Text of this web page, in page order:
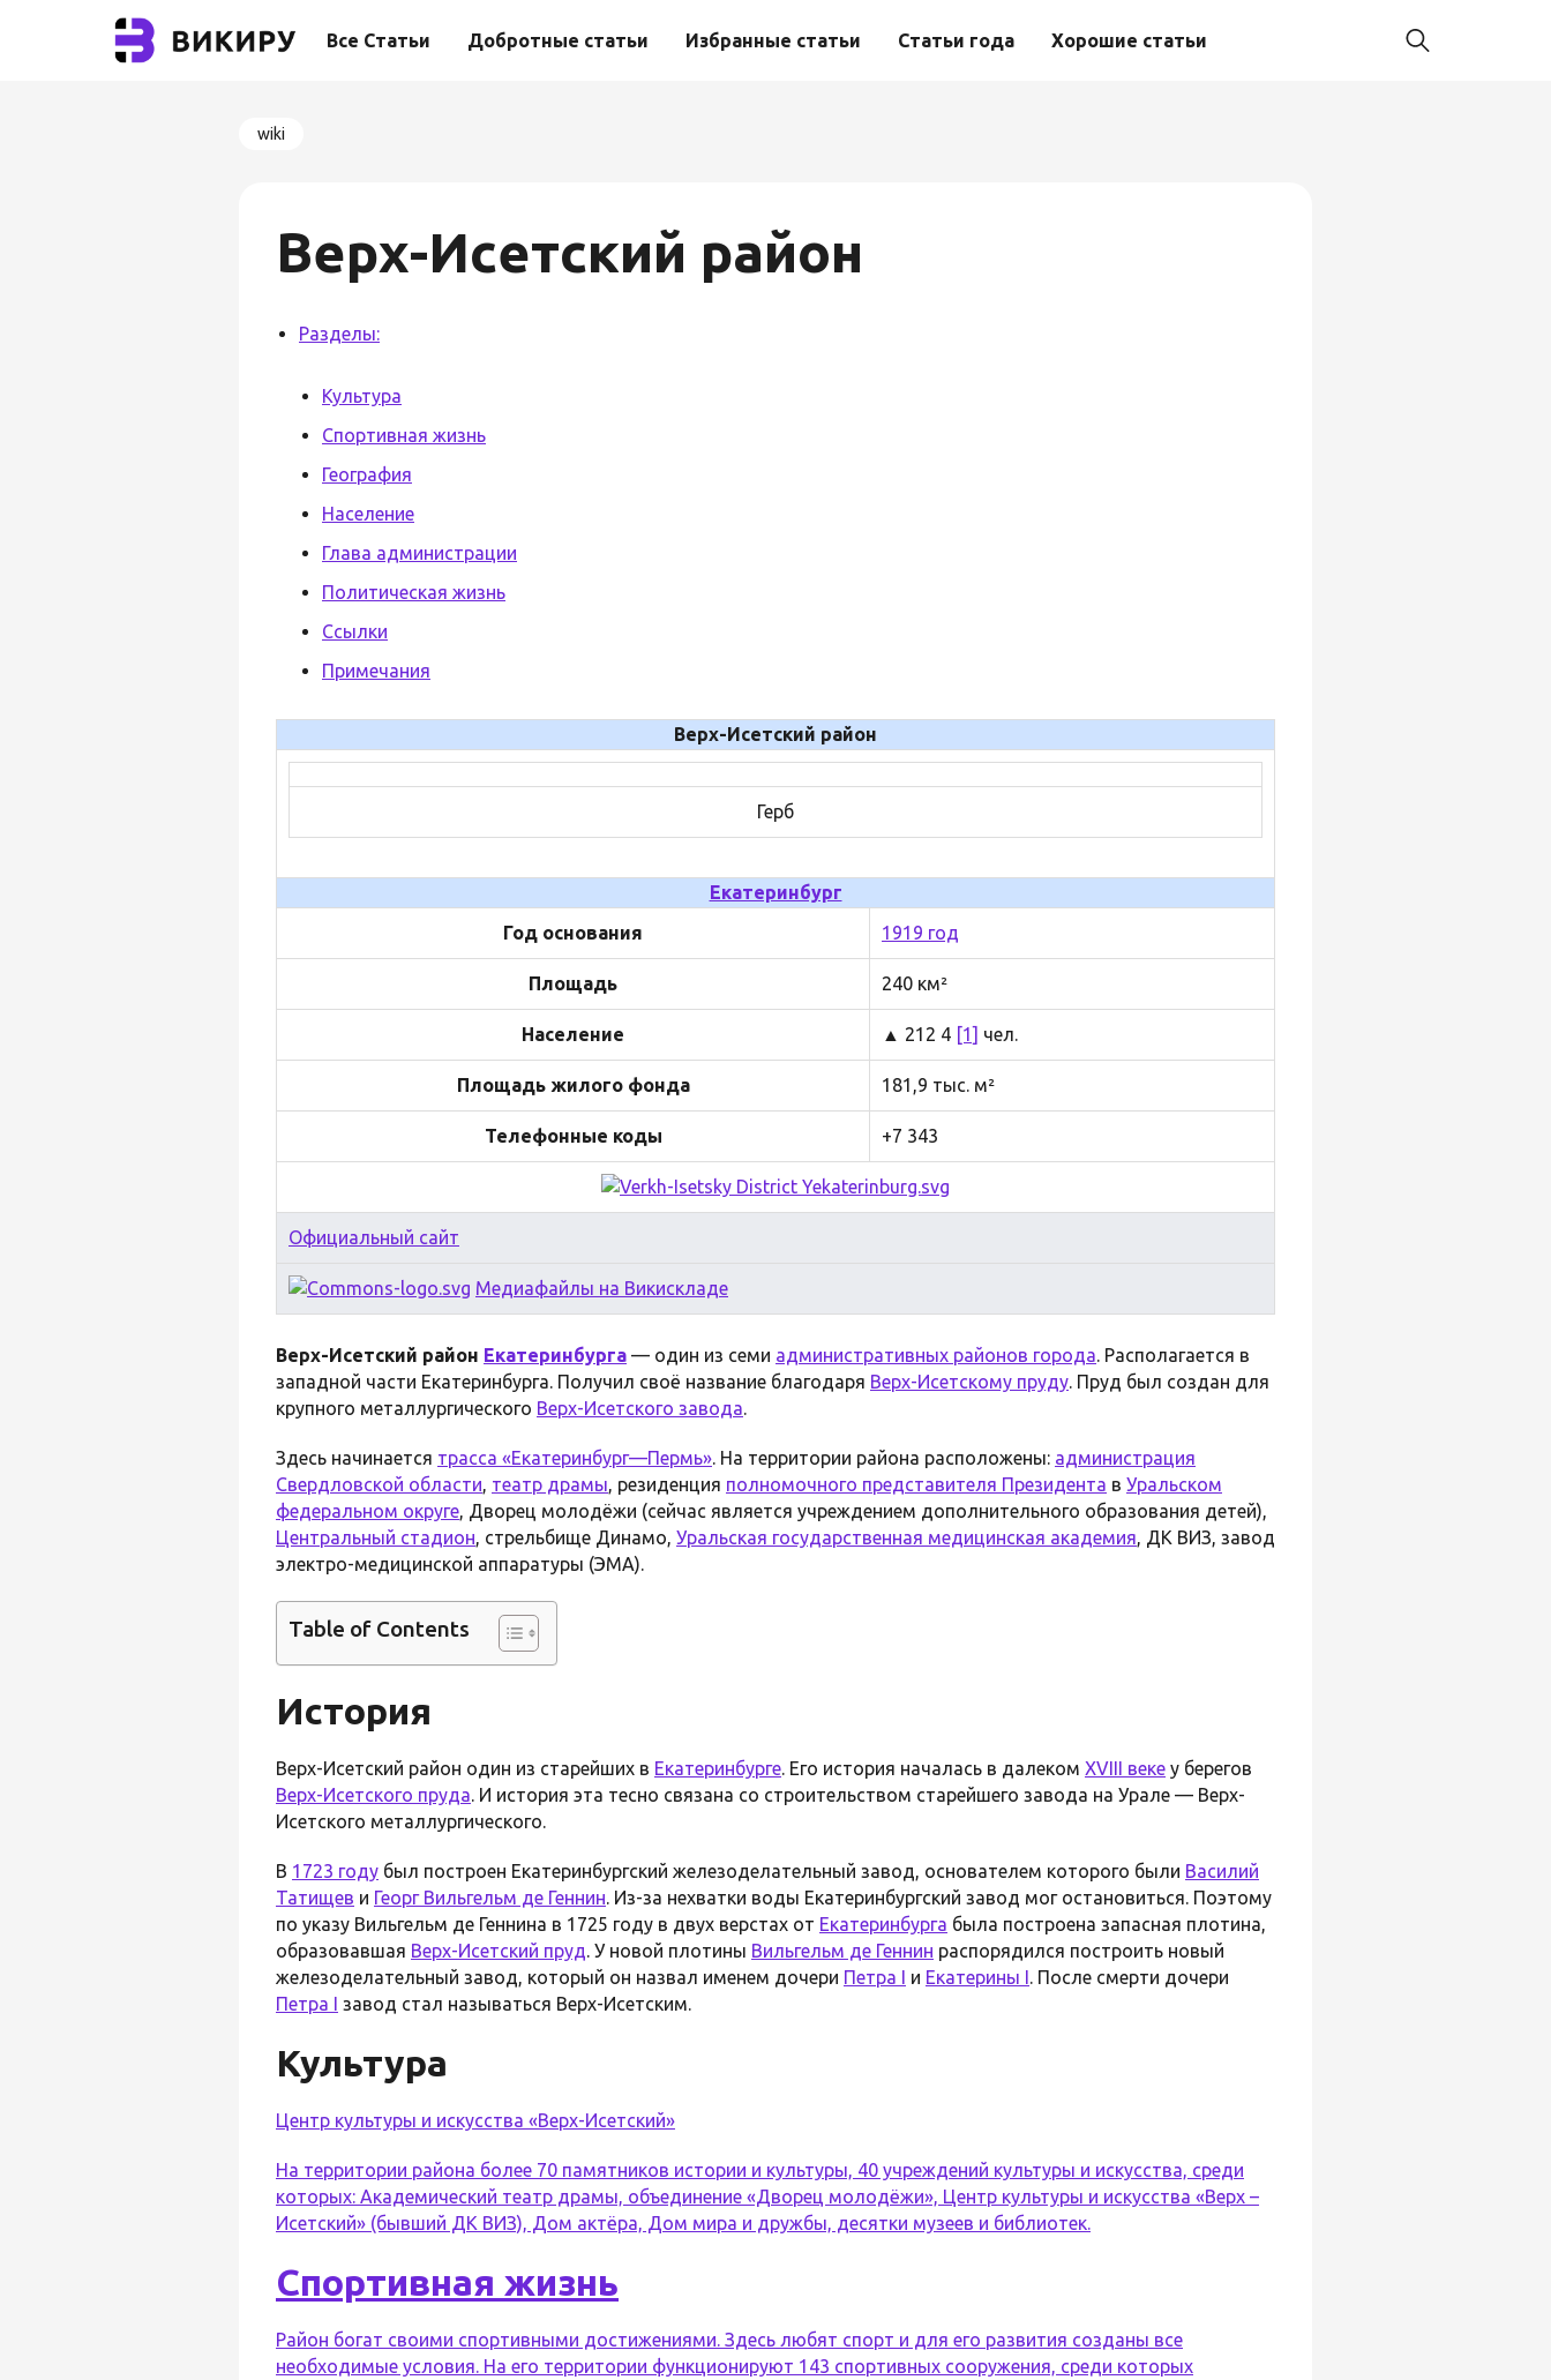
Все Статьи Добротные статьи Избранные статьи Статьи года Хорошие статьи
wiki
Верх-Исетский район
Разделы:
Культура
Спортивная жизнь
География
Население
Глава администрации
Политическая жизнь
Ссылки
Примечания
Верх-Исетский район
Герб
Екатеринбург
Год основания
1919 год
Площадь 240 км²
Население ▲ 212 4 [1] чел.
Площадь жилого фонда 181,9 тыс. м²
Телефонные коды +7 343
Официальный сайт
Медиафайлы на Викискладе
Верх-Исетский район Екатеринбурга — один из семи административных районов города. Располагается в
западной части Екатеринбурга. Получил своё название благодаря Верх-Исетскому пруду. Пруд был создан для
крупного металлургического Верх-Исетского завода.
Здесь начинается трасса «Екатеринбург—Пермь». На территории района расположены: администрация
Свердловской области, театр драмы, резиденция полномочного представителя Президента в Уральском
федеральном округе, Дворец молодёжи (сейчас является учреждением дополнительного образования детей),
Центральный стадион, стрельбище Динамо, Уральская государственная медицинская академия, ДК ВИЗ, завод
электро-медицинской аппаратуры (ЭМА).
Table of Contents
История
Верх-Исетский район один из старейших в Екатеринбурге. Его история началась в далеком XVIII веке у берегов
Верх-Исетского пруда. И история эта тесно связана со строительством старейшего завода на Урале — Верх-
Исетского металлургического.
В 1723 году был построен Екатеринбургский железоделательный завод, основателем которого были Василий
Татищев и Георг Вильгельм де Геннин. Из-за нехватки воды Екатеринбургский завод мог остановиться. Поэтому
по указу Вильгельм де Геннина в 1725 году в двух верстах от Екатеринбурга была построена запасная плотина,
образовавшая Верх-Исетский пруд. У новой плотины Вильгельм де Геннин распорядился построить новый
железоделательный завод, который он назвал именем дочери Петра I и Екатерины I. После смерти дочери
Петра I завод стал называться Верх-Исетским.
Культура
Центр культуры и искусства «Верх-Исетский»
На территории района более 70 памятников истории и культуры, 40 учреждений культуры и искусства, среди
которых: Академический театр драмы, объединение «Дворец молодёжи», Центр культуры и искусства «Верх –
Исетский» (бывший ДК ВИЗ), Дом актёра, Дом мира и дружбы, десятки музеев и библиотек.
Спортивная жизнь
Район богат своими спортивными достижениями. Здесь любят спорт и для его развития созданы все
необходимые условия. На его территории функционируют 143 спортивных сооружения, среди которых